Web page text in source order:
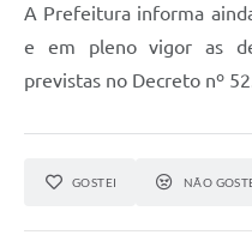
A Prefeitura informa
e em pleno vigor as
previstas no Decreto nº
GOSTEI NÃO